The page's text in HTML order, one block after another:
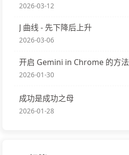
2026-03-12
J 曲线 - 先下降后上升
2026-03-06
开启 Gemini in Chrome 的方法
2026-01-30
成功是成功之母
2026-01-28